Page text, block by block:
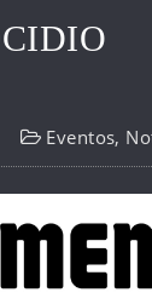
Eventos,